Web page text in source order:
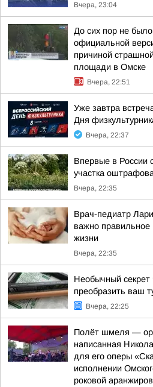
Вчера, 23:04
До сих пор не
официальной
причиной
площади в Омске
Вчера, 22:51
Уже завтра
Дня
Вчера, 22:37
Впервые в России
участка
Вчера, 22:35
Врач-педиатр
важно правильное
жизни
Вчера, 22:35
Необычный секрет
преобразить ваш
Вчера, 22:25
Полёт шмеля —
написанная
для его оперы
исполнении
роковой